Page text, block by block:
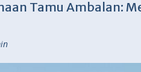
Tamu Ambalan: